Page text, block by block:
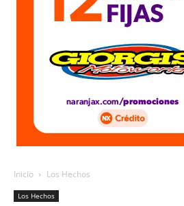
Inicio Los Hechos
Los Hechos